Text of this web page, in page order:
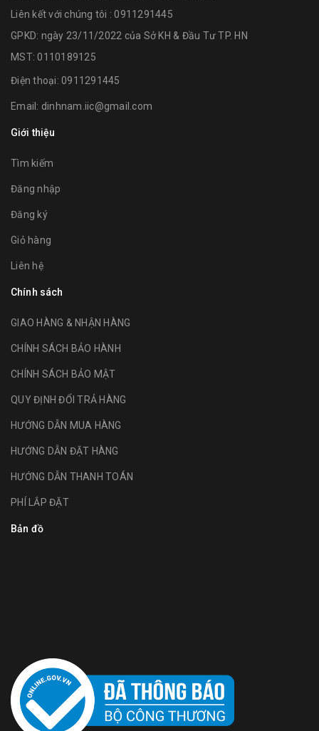
Liên kết với chúng tôi : 0911291445
GPKD: ngày 23/11/2022 của Sở KH & Đầu Tư TP. HN
MST: 0110189125
Điện thoại: 0911291445
Email: dinhnam.iic@gmail.com
Giới thiệu
Tìm kiếm
Đăng nhập
Đăng ký
Giỏ hàng
Liên hệ
Chính sách
GIAO HÀNG & NHẬN HÀNG
CHÍNH SÁCH BẢO HÀNH
CHÍNH SÁCH BẢO MẬT
QUY ĐỊNH ĐỔI TRẢ HÀNG
HƯỚNG DẪN MUA HÀNG
HƯỚNG DẪN ĐẶT HÀNG
HƯỚNG DẪN THANH TOÁN
PHÍ LẮP ĐẶT
Bản đồ